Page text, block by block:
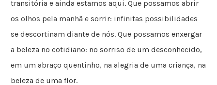
transitória e ainda estamos aqui. Que possamos abrir
os olhos pela manhã e sorrir: infinitas possibilidades
se descortinam diante de nós. Que possamos enxergar
a beleza no cotidiano: no sorriso de um desconhecido,
em um abraço quentinho, na alegria de uma criança, na
beleza de uma flor.